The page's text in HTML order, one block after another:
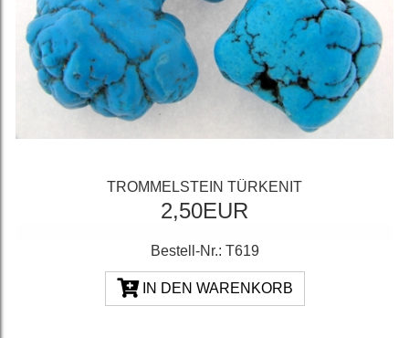
TROMMELSTEIN TÜRKENIT
2,50EUR
Bestell-Nr.: T619
IN DEN WARENKORB